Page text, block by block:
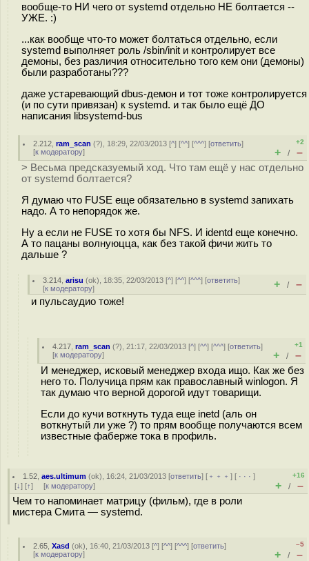
вообще-то НИ чего от systemd отдельно НЕ болтается --
УЖЕ. :)
...как вообще что-то может болтаться отдельно, если
systemd выполняет роль /sbin/init и контролирует все
демоны, без различия относительно того кем они (демоны)
были разработаны???
даже устаревающий dbus-демон и тот тоже контролируется
(и по сути привязан) к systemd. и так было ещё ДО
написания libsystemd-bus
2.212 ,ram_scan (?), 18:29, 22/03/2013 [^] [^^] [^^^] [ответить]
[к модератору]
+2
+ / –
> Весьма предсказуемый ход. Что там ещё у нас отдельно
от systemd болтается?
Я думаю что FUSE еще обязательно в systemd запихать
надо. А то непорядок же.
Ну а если не FUSE то хотя бы NFS. И identd еще конечно.
А то пацаны волнуюцца, как без такой фичи жить то
дальше ?
3.214 ,arisu (ok), 18:35, 22/03/2013 [^] [^^] [^^^] [ответить]
[к модератору] + / –
и пульсаудио тоже!
4.217 ,ram_scan (?), 21:17, 22/03/2013 [^] [^^] [^^^] [ответить]
[к модератору]
+1
+ / –
И менеджер, исковый менеджер входа ищо. Как же без
него то. Получица прям как православный winlogon. Я
так думаю что верной дорогой идут товарищи.
Если до кучи воткнуть туда еще inetd (аль он
воткнутый ли уже ?) то прям вообще получаются всем
известные фаберже тока в профиль.
1.52 ,aes.ultimum (ok), 16:24, 21/03/2013 [ответить] [ ﹢﹢﹢] [ · · ·]
[↓] [↑] [к модератору]
+16
+ / –
Чем то напоминает матрицу (фильм), где в роли
мистера Смита — systemd.
2.65 ,Xasd (ok), 16:40, 21/03/2013 [^] [^^] [^^^] [ответить]
[к модератору]
–5
+ / –